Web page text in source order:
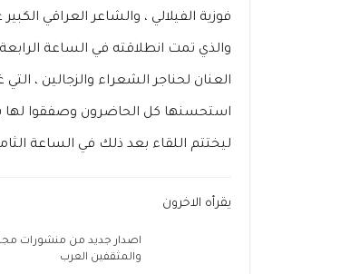
فوزية الفيلالي ، والشاعر العراقي الكبير
والذي تمت انطلاقته في الساعة
العنان لحناجر الشعراء والزجالين ،
استحسنها كل الحاضرون وصفقوا لها
ليختتم اللقاء بعد ذلك في الساعة
يقرأه الاخرون
اصدار جديد من منشورات
والمثقفين العرب